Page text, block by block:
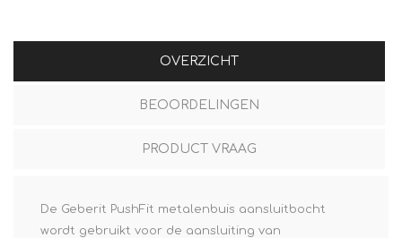
OVERZICHT
BEOORDELINGEN
PRODUCT VRAAG
De Geberit PushFit metalenbuis aansluitbocht
wordt gebruikt voor de aansluiting van